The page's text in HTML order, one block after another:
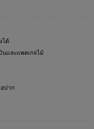
ได้
นและแพคเกจไม้
อปาก